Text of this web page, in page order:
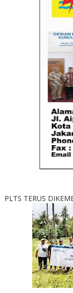
PLTS TERUS